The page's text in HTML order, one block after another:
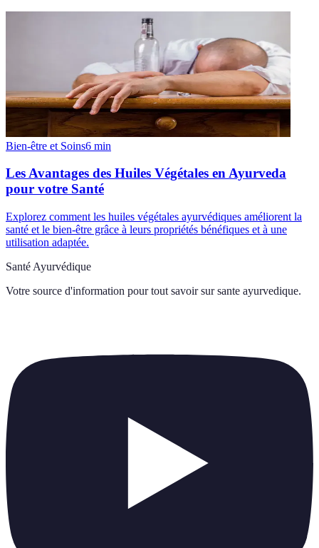
Bien-être et Soins6 min
Les Avantages des Huiles Végétales en Ayurveda
pour votre Santé
Explorez comment les huiles végétales ayurvédiques améliorent la
santé et le bien-être grâce à leurs propriétés bénéfiques et à une
utilisation adaptée.
Santé Ayurvédique
Votre source d'information pour tout savoir sur sante ayurvedique.